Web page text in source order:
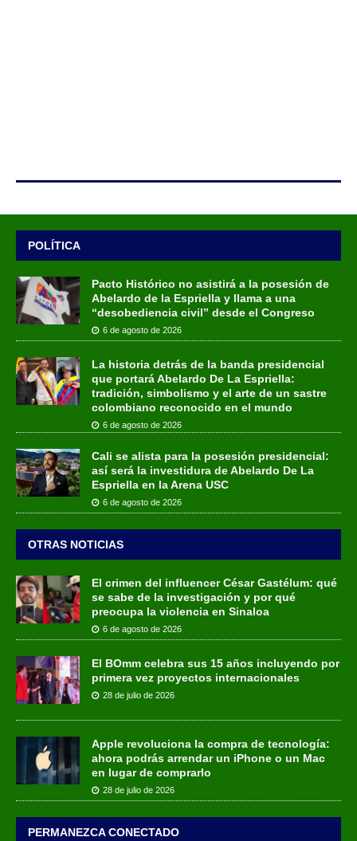
POLÍTICA
Pacto Histórico no asistirá a la posesión de
Abelardo de la Espriella y llama a una
“desobediencia civil” desde el Congreso
6 de agosto de 2026
La historia detrás de la banda presidencial
que portará Abelardo De La Espriella:
tradición, simbolismo y el arte de un sastre
colombiano reconocido en el mundo
6 de agosto de 2026
Cali se alista para la posesión presidencial:
así será la investidura de Abelardo De La
Espriella en la Arena USC
6 de agosto de 2026
OTRAS NOTICIAS
El crimen del influencer César Gastélum: qué
se sabe de la investigación y por qué
preocupa la violencia en Sinaloa
6 de agosto de 2026
El BOmm celebra sus 15 años incluyendo por
primera vez proyectos internacionales
28 de julio de 2026
Apple revoluciona la compra de tecnología:
ahora podrás arrendar un iPhone o un Mac
en lugar de comprarlo
28 de julio de 2026
PERMANEZCA CONECTADO